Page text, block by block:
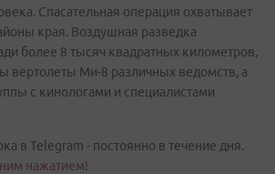
Спасательная операция охватывает
края. Воздушная разведка
более 8 тысяч квадратных километров,
вертолеты Ми-8 различных ведомств, а
с кинологами и специалистами
в Telegram - постоянно в течение дня.
нажатием!